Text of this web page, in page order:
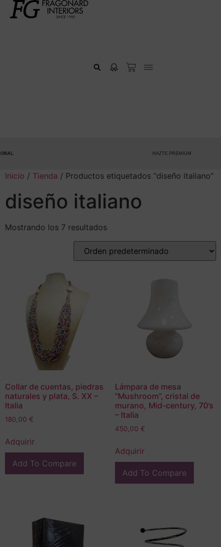
HAZTE PREMIUM
Inicio / Tienda / Productos etiquetados “diseño italiano”
diseño italiano
Mostrando los 7 resultados
Collar de cuentas, piedras
naturales y plata, S. XX –
Italia
180,00 €
Adquirir
Add To Compare
Lámpara de mesa
“Mushroom”, cristal de
murano, Mid-century, 70’s
– Italia
450,00 €
Adquirir
Add To Compare